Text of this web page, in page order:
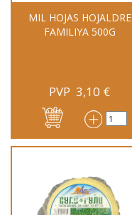
MIL HOJAS HOJALDRE
FAMILIYA 500G
PVP 3,10 €